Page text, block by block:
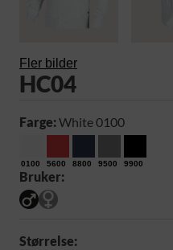
Fler bilder
HC04
Farge:White 0100
0100 5600 8800 9500 9900
Bruker:
Størrelse: